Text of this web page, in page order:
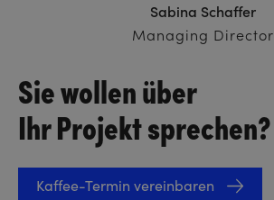
Sie wollen über
Ihr Projekt sprechen?
Kaffee-Termin vereinbaren
Sabina Schaffer
Managing Director